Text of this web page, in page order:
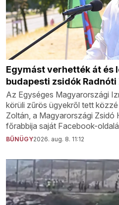
Egymást verhették át és
budapesti zsidók
Az Egységes Magyarországi
körüli zűrös ügyekről tett
Zoltán, a Magyarországi
főrabbija saját Facebook-
BŰNÜGY2026. aug. 8. 11:12